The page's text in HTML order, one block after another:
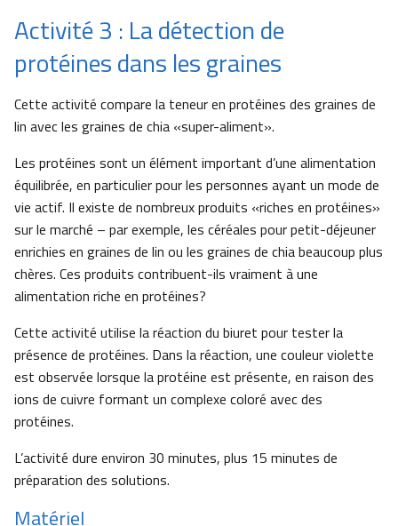
Activité 3 : La détection de
protéines dans les graines
Cette activité compare la teneur en protéines des graines de
lin avec les graines de chia «super-aliment».
Les protéines sont un élément important d’une alimentation
équilibrée, en particulier pour les personnes ayant un mode de
vie actif. Il existe de nombreux produits «riches en protéines»
sur le marché – par exemple, les céréales pour petit-déjeuner
enrichies en graines de lin ou les graines de chia beaucoup plus
chères. Ces produits contribuent-ils vraiment à une
alimentation riche en protéines?
Cette activité utilise la réaction du biuret pour tester la
présence de protéines. Dans la réaction, une couleur violette
est observée lorsque la protéine est présente, en raison des
ions de cuivre formant un complexe coloré avec des
protéines.
L’activité dure environ 30 minutes, plus 15 minutes de
préparation des solutions.
Matériel